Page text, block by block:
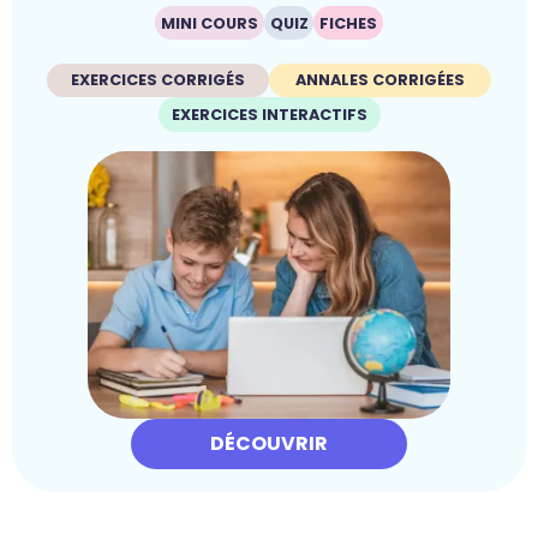
MINI COURS QUIZ FICHES
EXERCICES CORRIGÉS
ANNALES CORRIGÉES
EXERCICES INTERACTIFS
DÉCOUVRIR